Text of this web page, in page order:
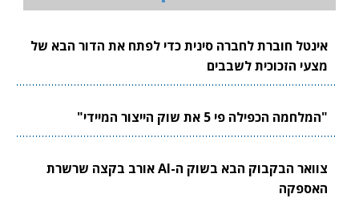
אינטל חוברת לחברה סינית כדי לפתח את הדור הבא של
מצעי הזכוכית לשבבים
"המלחמה הכפילה פי 5 את שוק הייצור המיידי"
צוואר הבקבוק הבא בשוק ה-AI אורב בקצה שרשרת
האספקה